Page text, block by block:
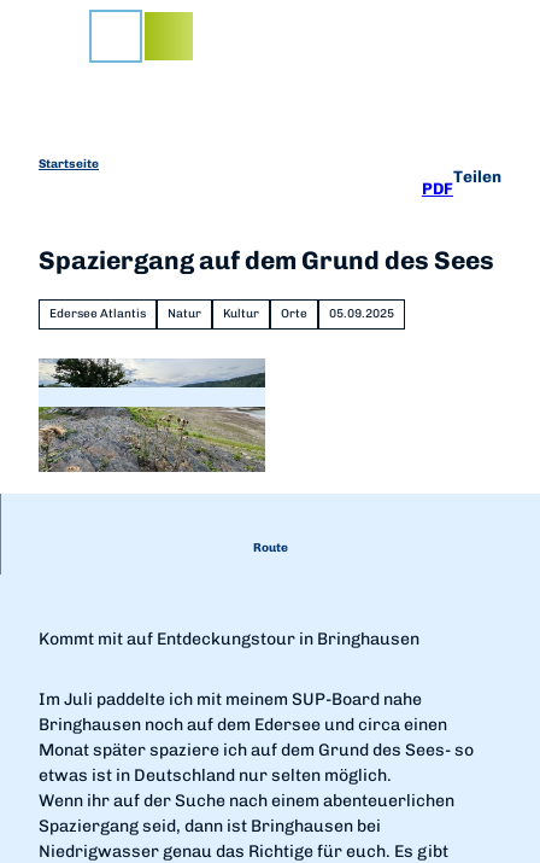
Startseite
PDF
Teilen
Spaziergang auf dem Grund des Sees
Edersee Atlantis Natur Kultur Orte 05.09.2025
Route
Kommt mit auf Entdeckungstour in Bringhausen
Im Juli paddelte ich mit meinem SUP-Board nahe
Bringhausen noch auf dem Edersee und circa einen
Monat später spaziere ich auf dem Grund des Sees- so
etwas ist in Deutschland nur selten möglich.
Wenn ihr auf der Suche nach einem abenteuerlichen
Spaziergang seid, dann ist Bringhausen bei
Niedrigwasser genau das Richtige für euch. Es gibt